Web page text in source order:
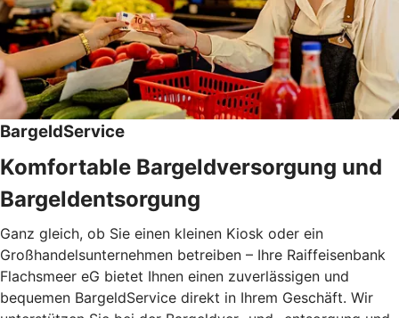
BargeldService
Komfortable Bargeldversorgung und
Bargeldentsorgung
Ganz gleich, ob Sie einen kleinen Kiosk oder ein
Großhandelsunternehmen betreiben – Ihre Raiffeisenbank
Flachsmeer eG bietet Ihnen einen zuverlässigen und
bequemen BargeldService direkt in Ihrem Geschäft. Wir